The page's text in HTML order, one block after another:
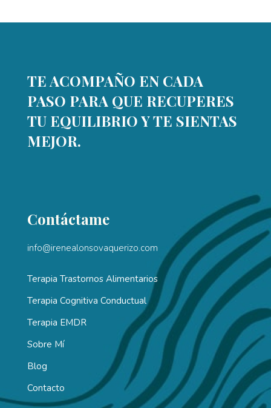
TE ACOMPAÑO EN CADA
PASO PARA QUE RECUPERES
TU EQUILIBRIO Y TE SIENTAS
MEJOR.
Contáctame
info@irenealonsovaquerizo.com
Terapia Trastornos Alimentarios
Terapia Cognitiva Conductual
Terapia EMDR
Sobre Mí
Blog
Contacto